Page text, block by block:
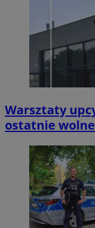
Warsztaty
ostatnie